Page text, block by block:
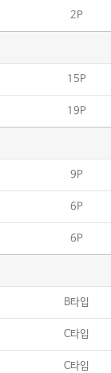
2P
15P
19P
9P
6P
6P
B타입
C타입
C타입